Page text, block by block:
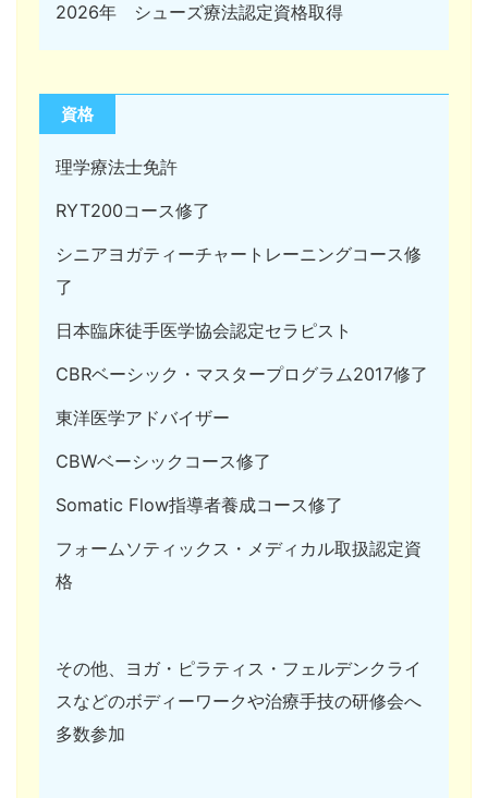
2026年 シューズ療法認定資格取得
資格
理学療法士免許
RYT200コース修了
シニアヨガティーチャートレーニングコース修
了
日本臨床徒手医学協会認定セラピスト
CBRベーシック・マスタープログラム2017修了
東洋医学アドバイザー
CBWベーシックコース修了
Somatic Flow指導者養成コース修了
フォームソティックス・メディカル取扱認定資
格
その他、ヨガ・ピラティス・フェルデンクライ
スなどのボディーワークや治療手技の研修会へ
多数参加